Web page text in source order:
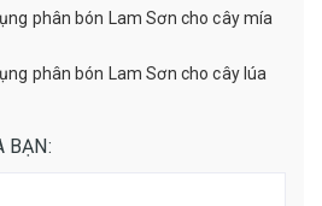
phân bón Lam Sơn cho cây mía
phân bón Lam Sơn cho cây lúa
BẠN: